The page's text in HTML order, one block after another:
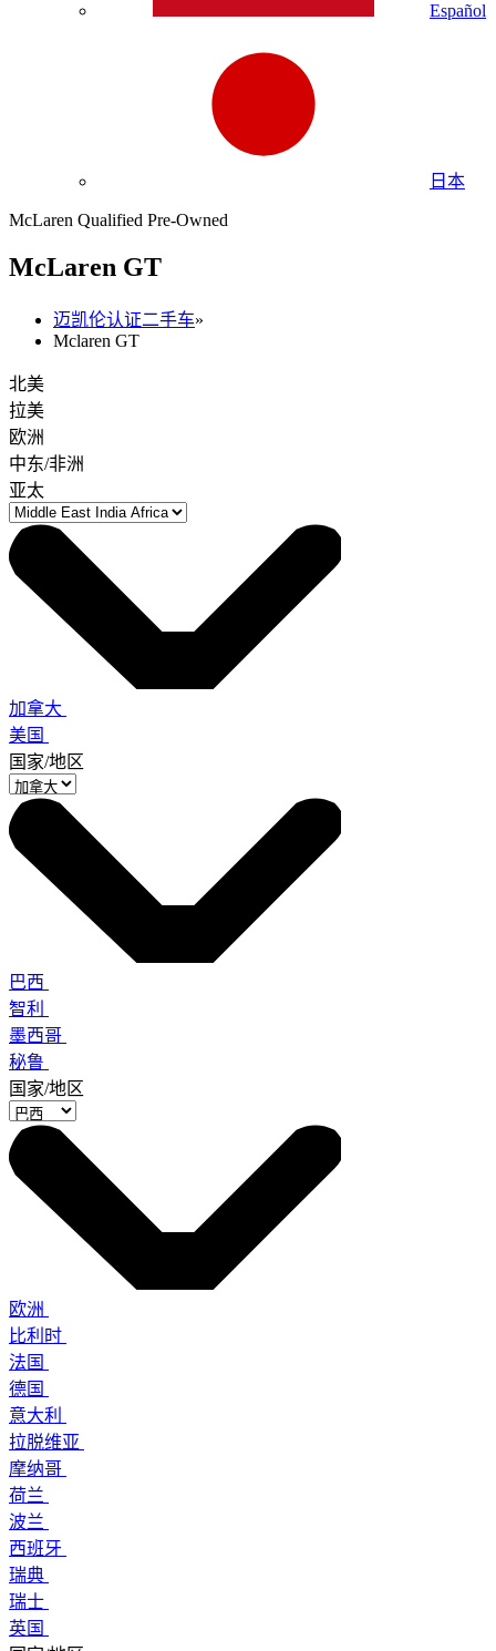
Español
日本
McLaren Qualified Pre-Owned
McLaren GT
迈凯伦认证二手车»
Mclaren GT
北美
拉美
欧洲
中东/非洲
亚太
加拿大
美国
国家/地区
巴西
智利
墨西哥
秘鲁
国家/地区
欧洲
比利时
法国
德国
意大利
拉脱维亚
摩纳哥
荷兰
波兰
西班牙
瑞典
瑞士
英国